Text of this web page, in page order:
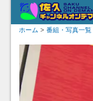
ホーム > 番組・写真一覧